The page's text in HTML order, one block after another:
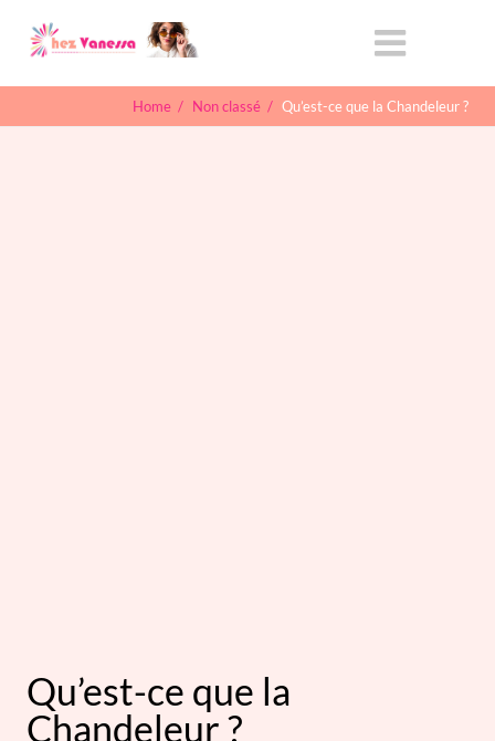
Home / Non classé / Qu’est-ce que la Chandeleur ?
Qu’est-ce que la
Chandeleur ?